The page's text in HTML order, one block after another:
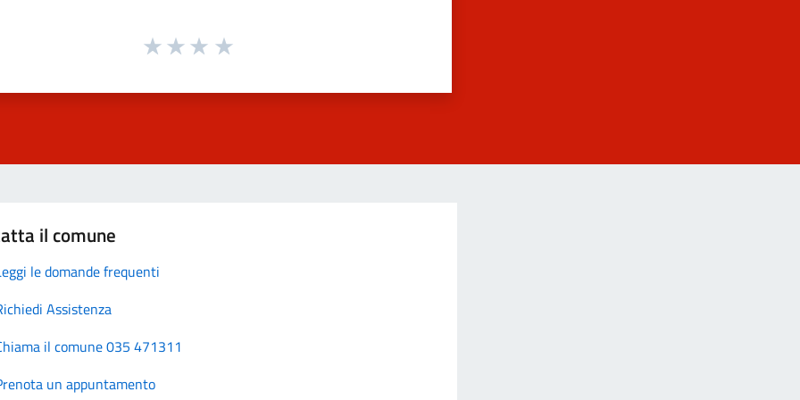
il comune
le domande frequenti
Assistenza
il comune 035 471311
un appuntamento